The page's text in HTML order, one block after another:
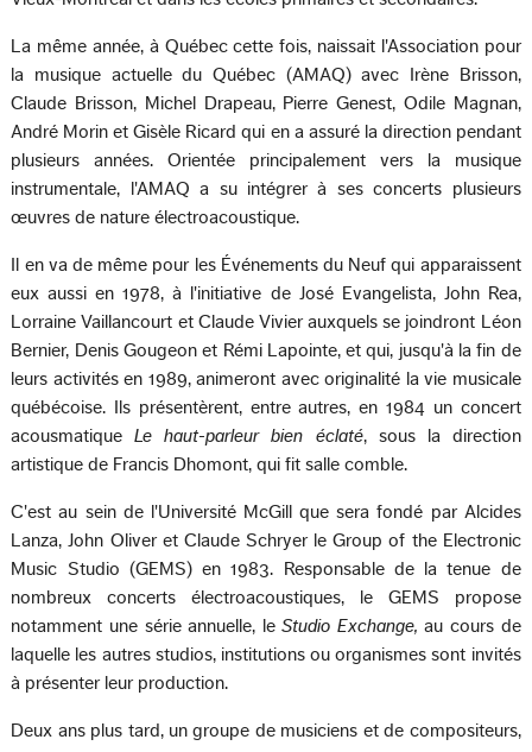
La même année, à Québec cette fois, naissait l'Association pour
la musique actuelle du Québec (AMAQ) avec Irène Brisson,
Claude Brisson, Michel Drapeau, Pierre Genest, Odile Magnan,
André Morin et Gisèle Ricard qui en a assuré la direction pendant
plusieurs années. Orientée principalement vers la musique
instrumentale, l'AMAQ a su intégrer à ses concerts plusieurs
œuvres de nature électroacoustique.
Il en va de même pour les Événements du Neuf qui apparaissent
eux aussi en 1978, à l'initiative de José Evangelista, John Rea,
Lorraine Vaillancourt et Claude Vivier auxquels se joindront Léon
Bernier, Denis Gougeon et Rémi Lapointe, et qui, jusqu'à la fin de
leurs activités en 1989, animeront avec originalité la vie musicale
québécoise. Ils présentèrent, entre autres, en 1984 un concert
acousmatiqueLe haut-parleur bien éclaté, sous la direction
artistique de Francis Dhomont, qui fit salle comble.
C'est au sein de l'Université McGill que sera fondé par Alcides
Lanza, John Oliver et Claude Schryer le Group of the Electronic
Music Studio (GEMS) en 1983. Responsable de la tenue de
nombreux concerts électroacoustiques, le GEMS propose
notamment une série annuelle, leStudio Exchange, au cours de
laquelle les autres studios, institutions ou organismes sont invités
à présenter leur production.
Deux ans plus tard, un groupe de musiciens et de compositeurs,